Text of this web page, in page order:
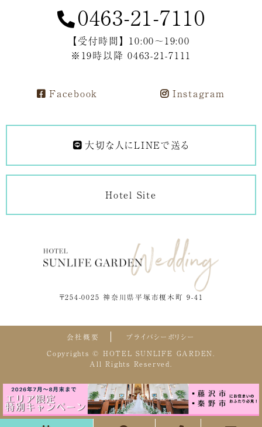
0463-21-7110
【受付時間】 10:00～19:00
※19時以降 0463-21-7111
Facebook Instagram
大切な人にLINEで送る
Hotel Site
〒254-0025 神奈川県平塚市榎木町 9-41
会社概要
プライバシーポリシー
Copyrights © HOTEL SUNLIFE GARDEN.
All Rights Reserved.